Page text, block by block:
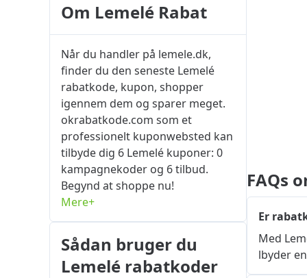
Om Lemelé Rabat
Når du handler på lemele.dk,
finder du den seneste Lemelé
rabatkode, kupon, shopper
igennem dem og sparer meget.
okrabatkode.com som et
professionelt kuponwebsted kan
tilbyde dig 6 Lemelé kuponer: 0
kampagnekoder og 6 tilbud.
Begynd at shoppe nu!
Mere+
Sådan bruger du
Lemelé rabatkoder
FAQs
Er
Med
lbyder